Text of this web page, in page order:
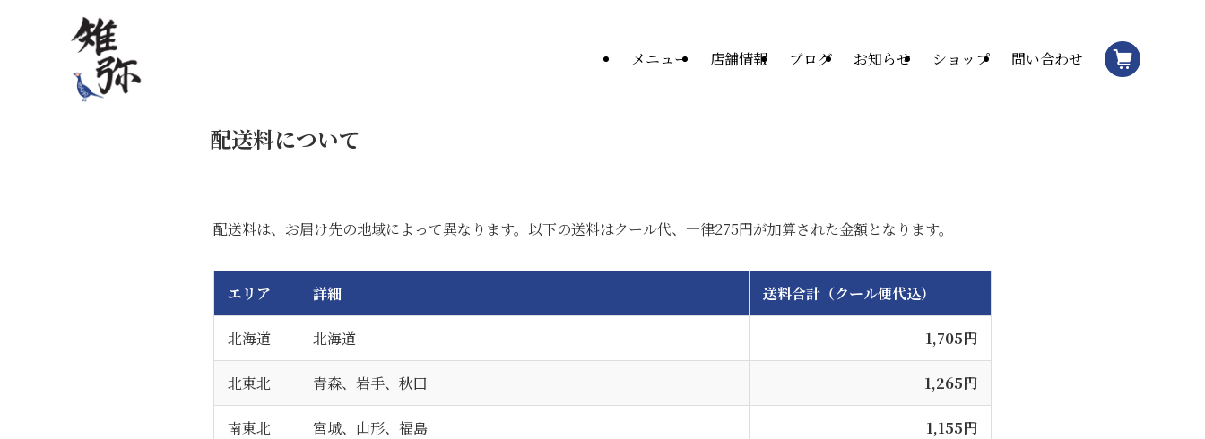
メニュー 店舗情報 ブログ お知らせ ショップ 問い合わせ
配送料について
配送料は、お届け先の地域によって異なります。以下の送料はクール代、一律275円が加算された金額となります。
エリア 詳細 送料合計（クール便代込）
北海道 北海道 1,705円
北東北 青森、岩手、秋田 1,265円
南東北 宮城、山形、福島 1,155円